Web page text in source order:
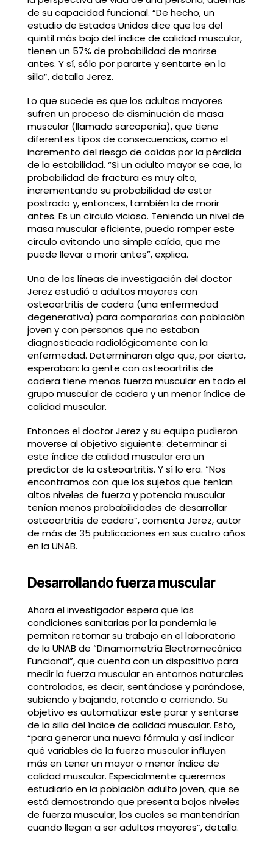
de su capacidad funcional. “De hecho, un
estudio de Estados Unidos dice que los del
quintil más bajo del índice de calidad muscular,
tienen un 57% de probabilidad de morirse
antes. Y sí, sólo por pararte y sentarte en la
silla”, detalla Jerez.
Lo que sucede es que los adultos mayores
sufren un proceso de disminución de masa
muscular (llamado sarcopenia), que tiene
diferentes tipos de consecuencias, como el
incremento del riesgo de caídas por la pérdida
de la estabilidad. “Si un adulto mayor se cae, la
probabilidad de fractura es muy alta,
incrementando su probabilidad de estar
postrado y, entonces, también la de morir
antes. Es un círculo vicioso. Teniendo un nivel de
masa muscular eficiente, puedo romper este
círculo evitando una simple caída, que me
puede llevar a morir antes”, explica.
Una de las líneas de investigación del doctor
Jerez estudió a adultos mayores con
osteoartritis de cadera (una enfermedad
degenerativa) para compararlos con población
joven y con personas que no estaban
diagnosticada radiológicamente con la
enfermedad. Determinaron algo que, por cierto,
esperaban: la gente con osteoartritis de
cadera tiene menos fuerza muscular en todo el
grupo muscular de cadera y un menor índice de
calidad muscular.
Entonces el doctor Jerez y su equipo pudieron
moverse al objetivo siguiente: determinar si
este índice de calidad muscular era un
predictor de la osteoartritis. Y sí lo era. “Nos
encontramos con que los sujetos que tenían
altos niveles de fuerza y potencia muscular
tenían menos probabilidades de desarrollar
osteoartritis de cadera”, comenta Jerez, autor
de más de 35 publicaciones en sus cuatro años
en la UNAB.
Desarrollando fuerza muscular
Ahora el investigador espera que las
condiciones sanitarias por la pandemia le
permitan retomar su trabajo en el laboratorio
de la UNAB de “Dinamometría Electromecánica
Funcional”, que cuenta con un dispositivo para
medir la fuerza muscular en entornos naturales
controlados, es decir, sentándose y parándose,
subiendo y bajando, rotando o corriendo. Su
objetivo es automatizar este parar y sentarse
de la silla del índice de calidad muscular. Esto,
“para generar una nueva fórmula y así indicar
qué variables de la fuerza muscular influyen
más en tener un mayor o menor índice de
calidad muscular. Especialmente queremos
estudiarlo en la población adulto joven, que se
está demostrando que presenta bajos niveles
de fuerza muscular, los cuales se mantendrían
cuando llegan a ser adultos mayores”, detalla.